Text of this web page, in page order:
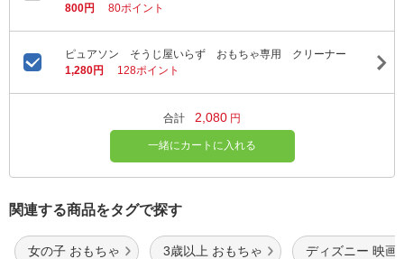
800円
80ポイント
ピュアソン そうじ屋いらず おもちゃ専用 クリーナー
1,280円
128ポイント
合計 2,080 円
一緒にカートに入れる
関連する商品をタグで探す
女の子 おもちゃ 3歳以上 おもちゃ ディズニー 映画